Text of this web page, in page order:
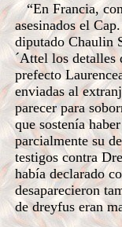
“En Francia,
asesinados el
diputado Chaulin
´Attel los detalles
prefecto
enviadas al
parecer para
que sostenía
parcialmente su
testigos contra
había declarado
desaparecieron
de dreyfus eran